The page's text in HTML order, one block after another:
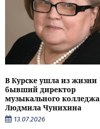
В Курске ушла из жизни
бывший директор
музыкального колледжа
Людмила Чунихина
13.07.2026